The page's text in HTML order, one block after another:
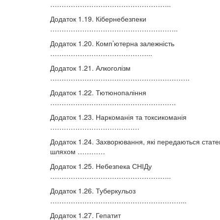
……………………………………………..
Додаток 1.19. Кібернебезпеки
………………………………………………..
Додаток 1.20. Комп’ютерна залежність
……………………………………...
Додаток 1.21. Алкоголізм
…………………………………………………….
Додаток 1.22. Тютюнопаління
……………………………………………….
Додаток 1.23. Наркоманія та токсикоманія
…………………………………
Додаток 1.24. Захворювання, які передаються
шляхом …………
Додаток 1.25. Небезпека СНІДу
……………………………………………..
Додаток 1.26. Туберкульоз
…………………………………………………...
Додаток 1.27. Гепатит